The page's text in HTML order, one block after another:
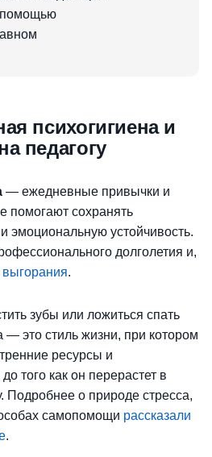
помощью
психогигиена и
педагогу
— ежедневные привычки и
помогают сохранять
эмоциональную устойчивость.
долголетия и,
.
зубы или ложиться спать
— это стиль жизни, при котором
ресурсы и
того как он перерастет в
Подробнее о природе стресса,
самопомощи рассказали
.